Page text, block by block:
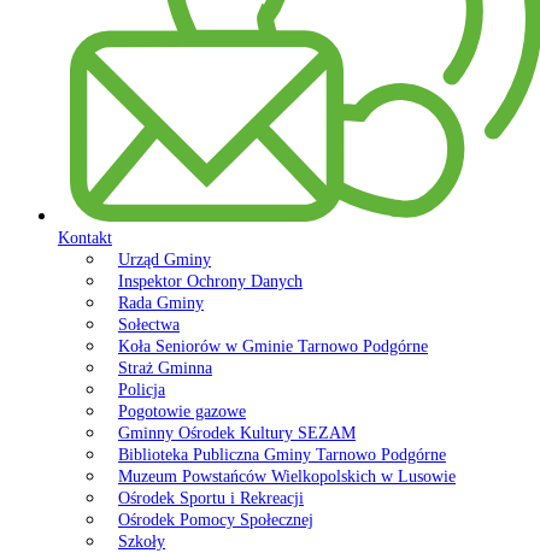
Kontakt
Urząd Gminy
Inspektor Ochrony Danych
Rada Gminy
Sołectwa
Koła Seniorów w Gminie Tarnowo Podgórne
Straż Gminna
Policja
Pogotowie gazowe
Gminny Ośrodek Kultury SEZAM
Biblioteka Publiczna Gminy Tarnowo Podgórne
Muzeum Powstańców Wielkopolskich w Lusowie
Ośrodek Sportu i Rekreacji
Ośrodek Pomocy Społecznej
Szkoły